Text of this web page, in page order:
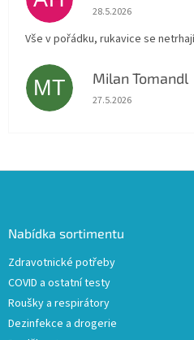
Hodnocení obchodu
28.5.2026
Vše v pořádku, rukavice se
MT Milan Tomandl
Hodnocení obchodu
27.5.2026
Nabídka sortimentu
Zdravotnické potřeby
COVID a ostatní testy
Roušky a respirátory
Dezinfekce a drogerie